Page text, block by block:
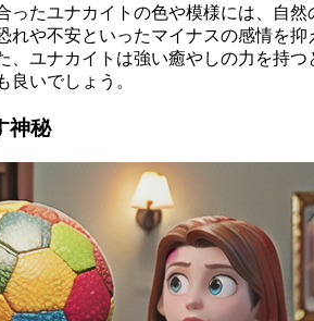
ったユナカイトの色や模様には、自
れや不安といったマイナスの感情を
、ユナカイトは強い癒やしの力を持
良いでしょう。
神秘